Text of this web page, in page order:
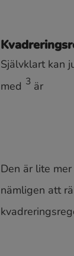
Självklart kan
med
är
Den är lite
nämligen att